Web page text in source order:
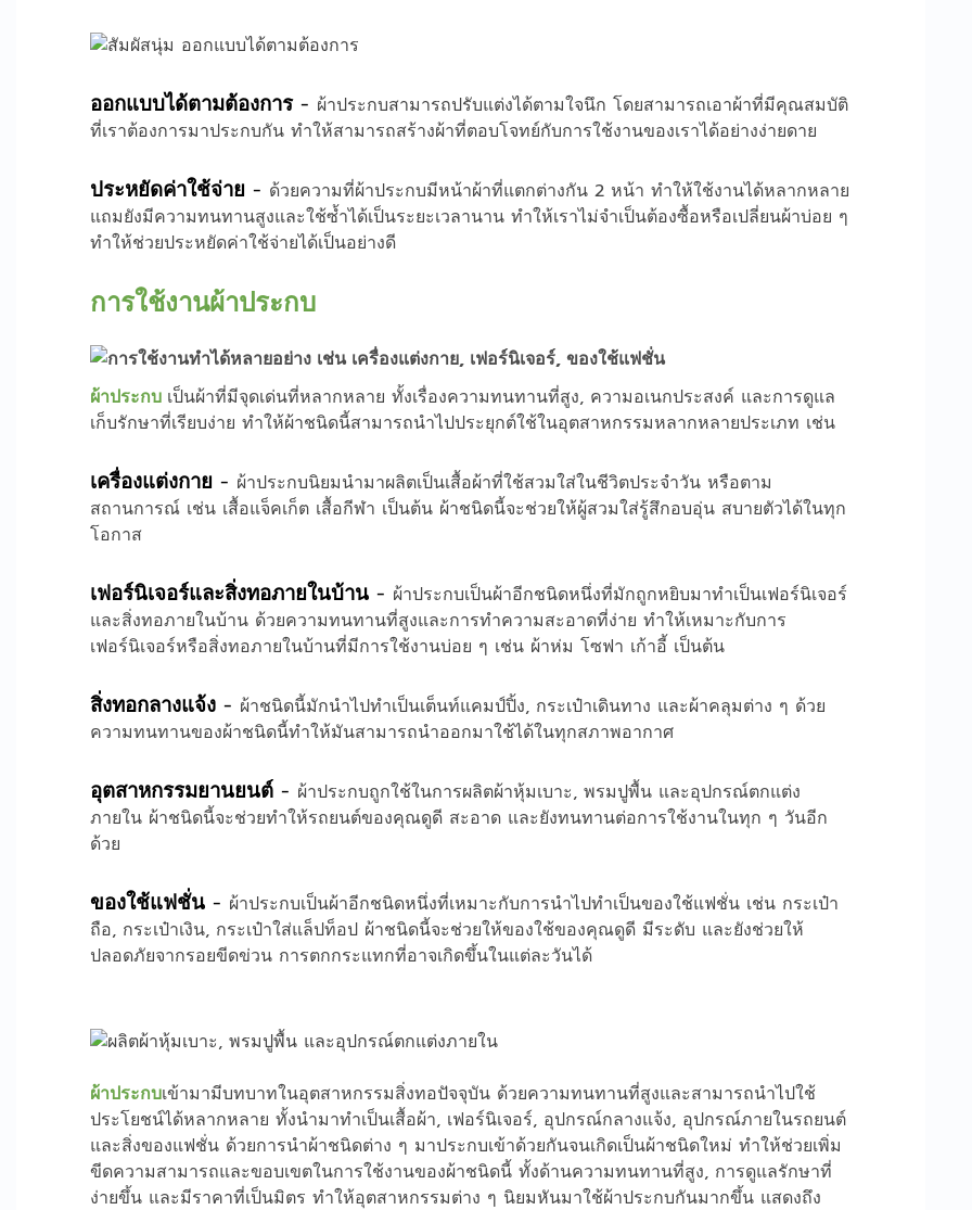
ออกแบบได้ตามต้องการ- ผ้าประกบสามารถปรับแต่งได้ตามใจนึก โดยสามารถเอาผ้าที่มีคุณสมบัติ
ที่เราต้องการมาประกบกัน ทำให้สามารถสร้างผ้าที่ตอบโจทย์กับการใช้งานของเราได้อย่างง่ายดาย
ประหยัดค่าใช้จ่าย - ด้วยความที่ผ้าประกบมีหน้าผ้าที่แตกต่างกัน 2 หน้า ทำให้ใช้งานได้หลากหลาย
แถมยังมีความทนทานสูงและใช้ซ้ำได้เป็นระยะเวลานาน ทำให้เราไม่จำเป็นต้องซื้อหรือเปลี่ยนผ้าบ่อย ๆ
ทำให้ช่วยประหยัดค่าใช้จ่ายได้เป็นอย่างดี
การใช้งานผ้าประกบ
ผ้าประกบ เป็นผ้าที่มีจุดเด่นที่หลากหลาย ทั้งเรื่องความทนทานที่สูง, ความอเนกประสงค์ และการดูแล
เก็บรักษาที่เรียบง่าย ทำให้ผ้าชนิดนี้สามารถนำไปประยุกต์ใช้ในอุตสาหกรรมหลากหลายประเภท เช่น
เครื่องแต่งกาย - ผ้าประกบนิยมนำมาผลิตเป็นเสื้อผ้าที่ใช้สวมใส่ในชีวิตประจำวัน หรือตาม
สถานการณ์ เช่น เสื้อแจ็คเก็ต เสื้อกีฬา เป็นต้น ผ้าชนิดนี้จะช่วยให้ผู้สวมใส่รู้สึกอบอุ่น สบายตัวได้ในทุก
โอกาส
เฟอร์นิเจอร์และสิ่งทอภายในบ้าน - ผ้าประกบเป็นผ้าอีกชนิดหนึ่งที่มักถูกหยิบมาทำเป็นเฟอร์นิเจอร์
และสิ่งทอภายในบ้าน ด้วยความทนทานที่สูงและการทำความสะอาดที่ง่าย ทำให้เหมาะกับการ
เฟอร์นิเจอร์หรือสิ่งทอภายในบ้านที่มีการใช้งานบ่อย ๆ เช่น ผ้าห่ม โซฟา เก้าอี้ เป็นต้น
สิ่งทอกลางแจ้ง - ผ้าชนิดนี้มักนำไปทำเป็นเต็นท์แคมป์ปิ้ง, กระเป๋าเดินทาง และผ้าคลุมต่าง ๆ ด้วย
ความทนทานของผ้าชนิดนี้ทำให้มันสามารถนำออกมาใช้ได้ในทุกสภาพอากาศ
อุตสาหกรรมยานยนต์ - ผ้าประกบถูกใช้ในการผลิตผ้าหุ้มเบาะ, พรมปูพื้น และอุปกรณ์ตกแต่ง
ภายใน ผ้าชนิดนี้จะช่วยทำให้รถยนต์ของคุณดูดี สะอาด และยังทนทานต่อการใช้งานในทุก ๆ วันอีก
ด้วย
ของใช้แฟชั่น - ผ้าประกบเป็นผ้าอีกชนิดหนึ่งที่เหมาะกับการนำไปทำเป็นของใช้แฟชั่น เช่น กระเป๋า
ถือ, กระเป๋าเงิน, กระเป๋าใส่แล็ปท็อป ผ้าชนิดนี้จะช่วยให้ของใช้ของคุณดูดี มีระดับ และยังช่วยให้
ปลอดภัยจากรอยขีดข่วน การตกกระแทกที่อาจเกิดขึ้นในแต่ละวันได้
ผ้าประกบเข้ามามีบทบาทในอุตสาหกรรมสิ่งทอปัจจุบัน ด้วยความทนทานที่สูงและสามารถนำไปใช้
ประโยชน์ได้หลากหลาย ทั้งนำมาทำเป็นเสื้อผ้า, เฟอร์นิเจอร์, อุปกรณ์กลางแจ้ง, อุปกรณ์ภายในรถยนต์
และสิ่งของแฟชั่น ด้วยการนำผ้าชนิดต่าง ๆ มาประกบเข้าด้วยกันจนเกิดเป็นผ้าชนิดใหม่ ทำให้ช่วยเพิ่ม
ขีดความสามารถและขอบเขตในการใช้งานของผ้าชนิดนี้ ทั้งด้านความทนทานที่สูง, การดูแลรักษาที่
ง่ายขึ้น และมีราคาที่เป็นมิตร ทำให้อุตสาหกรรมต่าง ๆ นิยมหันมาใช้ผ้าประกบกันมากขึ้น แสดงถึง